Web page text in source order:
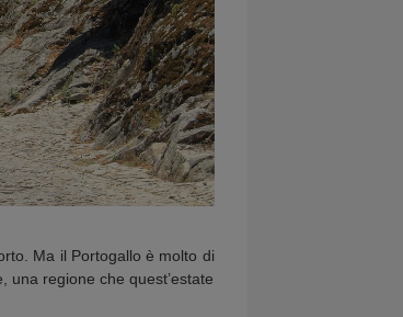
Ma il Portogallo è molto di
una regione che quest’estate